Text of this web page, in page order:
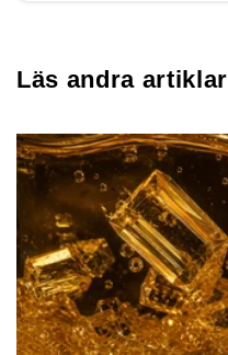
Läs andra artiklar